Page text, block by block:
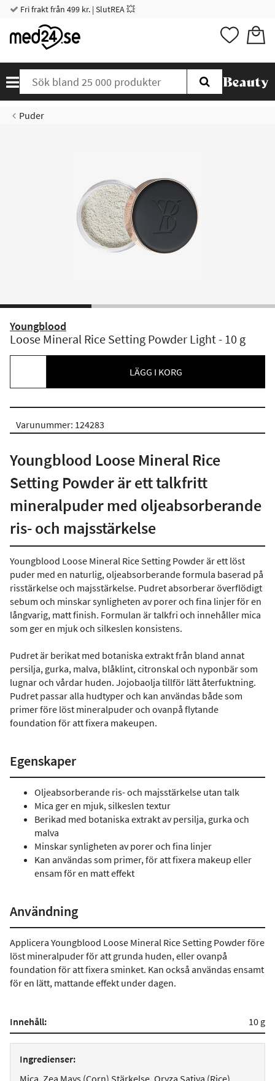
Fri frakt från 499 kr. | SlutREA 💥
Puder
Youngblood
Loose Mineral Rice Setting Powder Light - 10 g
LÄGG I KORG
Varunummer: 124283
Youngblood Loose Mineral Rice
Setting Powder är ett talkfritt
mineralpuder med oljeabsorberande
ris- och majsstärkelse
Youngblood Loose Mineral Rice Setting Powder är ett löst
puder med en naturlig, oljeabsorberande formula baserad på
risstärkelse och majsstärkelse. Pudret absorberar överflödigt
sebum och minskar synligheten av porer och fina linjer för en
långvarig, matt finish. Formulan är talkfri och innehåller mica
som ger en mjuk och silkeslen konsistens.
Pudret är berikat med botaniska extrakt från bland annat
persilja, gurka, malva, blåklint, citronskal och nyponbär som
lugnar och vårdar huden. Jojobaolja tillför lätt återfuktning.
Pudret passar alla hudtyper och kan användas både som
primer före löst mineralpuder och ovanpå flytande
foundation för att fixera makeupen.
Egenskaper
Oljeabsorberande ris- och majsstärkelse utan talk
Mica ger en mjuk, silkeslen textur
Berikad med botaniska extrakt av persilja, gurka och
malva
Minskar synligheten av porer och fina linjer
Kan användas som primer, för att fixera makeup eller
ensam för en matt effekt
Användning
Applicera Youngblood Loose Mineral Rice Setting Powder före
löst mineralpuder för att grunda huden, eller ovanpå
foundation för att fixera sminket. Kan också användas ensamt
för en lätt, mattande effekt under dagen.
Innehåll: 10 g
Ingredienser:
Mica, Zea Mays (Corn) Stärkelse, Oryza Sativa (Rice)